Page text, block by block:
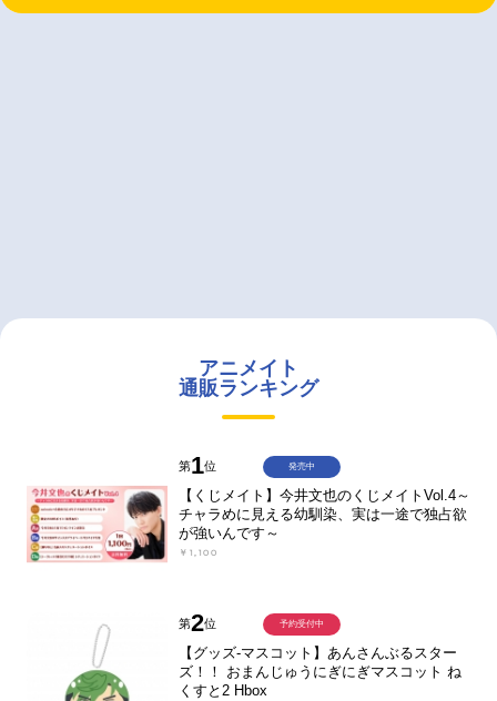
アニメイト
通販ランキング
第1位
【くじメイト】今井文也のくじメイトVol.4～
チャラめに見える幼馴染、実は一途で独占欲
が強いんです～
￥1,100
発売中
第2位
【グッズ-マスコット】あんさんぶるスター
ズ！！ おまんじゅうにぎにぎマスコット ね
くすと2 Hbox
予約受付中